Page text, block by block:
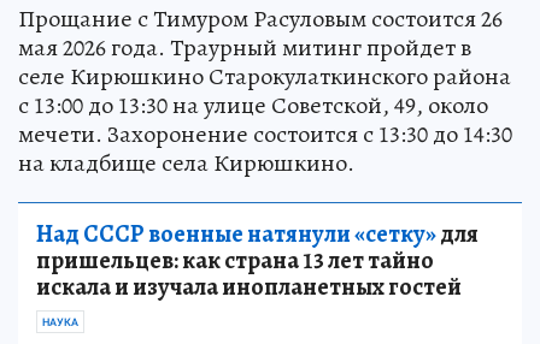
Прощание с Тимуром Расуловым состоится 26
мая 2026 года. Траурный митинг пройдет в
селе Кирюшкино Старокулаткинского района
с 13:00 до 13:30 на улице Советской, 49, около
мечети. Захоронение состоится с 13:30 до 14:30
на кладбище села Кирюшкино.
Над СССР военные натянули «сетку»для
пришельцев: как страна 13 лет тайно
искала и изучала инопланетных гостей
НАУКА